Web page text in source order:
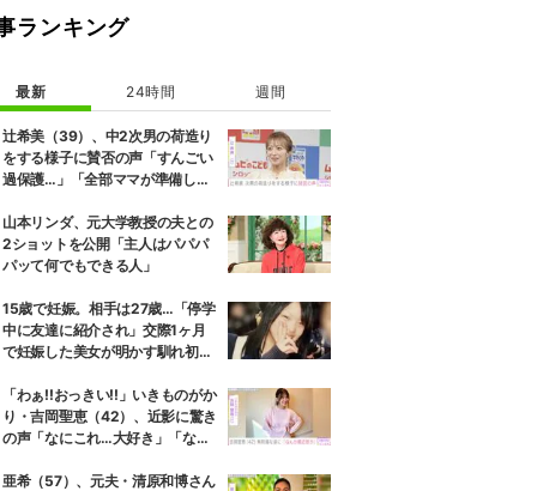
ランキング
最新 24時間 週間
辻希美（39）、中2次男の荷造り
をする様子に賛否の声「すんごい
過保護…」「全部ママが準備して
山本リンダ、元大学教授の夫との
2ショットを公開「主人はパパパ
パッて何でもできる人」
15歳で妊娠。相手は27歳…「停学
中に友達に紹介され」交際1ヶ月
で妊娠した美女が明かす馴れ初め
絶句
「わぁ!!おっきい!!」いきものがか
り・吉岡聖恵（42）、近影に驚き
の声「なにこれ…大好き」「なん
亜希（57）、元夫・清原和博さん